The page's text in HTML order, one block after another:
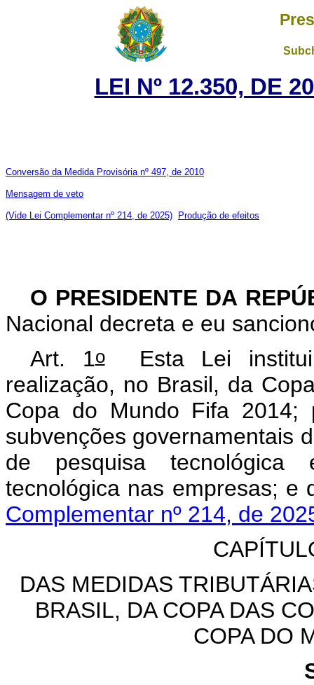
LEI Nº 12.350, DE
Conversão da Medida Provisória nº 497, de 2010
Mensagem de veto
(Vide Lei Complementar nº 214, de 2025) Produção de efeitos
O PRESIDENTE DA
Nacional decreta e eu
Art. 1o
Esta Lei
realização, no Brasil, da
Copa do Mundo Fifa 2014;
subvenções governamentais
de pesquisa tecnológica
tecnológica nas
Complementar nº 214, de
DAS MEDIDAS
BRASIL, DA COPA DAS
COPA DO